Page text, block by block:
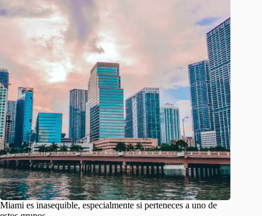
Miami es inasequible, especialmente si perteneces a uno de